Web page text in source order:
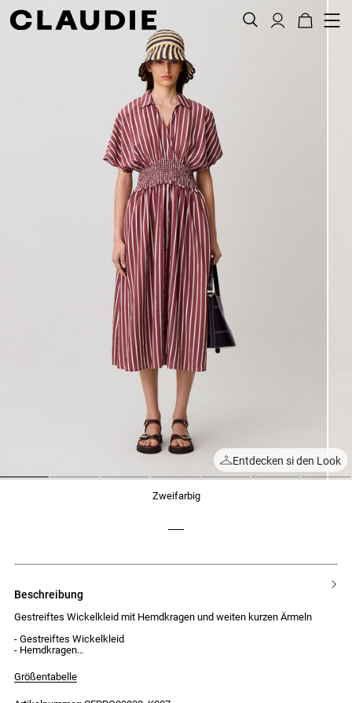
Entdecken si den Look
zweifarbig
beschreibung
Gestreiftes Wickelkleid mit Hemdkragen und weiten kurzen Ärmeln
- Gestreiftes Wickelkleid
- Hemdkragen
- Tailliert mit elastischem Bund
- Midilänge
Größentabelle